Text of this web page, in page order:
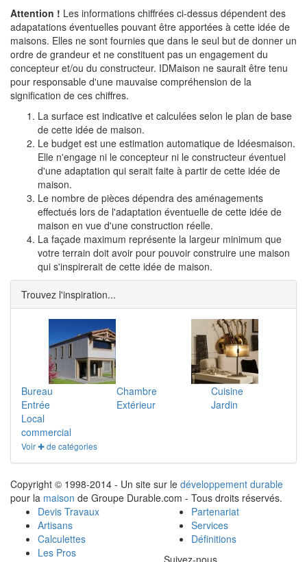
Attention ! Les informations chiffrées ci-dessus dépendent des
adapatations éventuelles pouvant être apportées à cette idée de
maisons. Elles ne sont fournies que dans le seul but de donner un
ordre de grandeur et ne constituent pas un engagement du
concepteur et/ou du constructeur. IDMaison ne saurait être tenu
pour responsable d'une mauvaise compréhension de la
signification de ces chiffres.
La surface est indicative et calculées selon le plan de base
de cette idée de maison.
Le budget est une estimation automatique de Idéesmaison.
Elle n'engage ni le concepteur ni le constructeur éventuel
d'une adaptation qui serait faite à partir de cette idée de
maison.
Le nombre de pièces dépendra des aménagements
effectués lors de l'adaptation éventuelle de cette idée de
maison en vue d'une construction réelle.
La façade maximum représente la largeur minimum que
votre terrain doit avoir pour pouvoir construire une maison
qui s'inspirerait de cette idée de maison.
Trouvez l'inspiration...
Bureau Chambre
Cuisine
Entrée
Extérieur
Jardin
Local
commercial
Voir ✚ de catégories
Copyright © 1998-2014 - Un site sur le développement durable
pour la maison de Groupe Durable.com - Tous droits réservés.
Devis Travaux
Artisans
Calculettes
Les Pros
Partenariat
Services
Définitions
Suivez-nous